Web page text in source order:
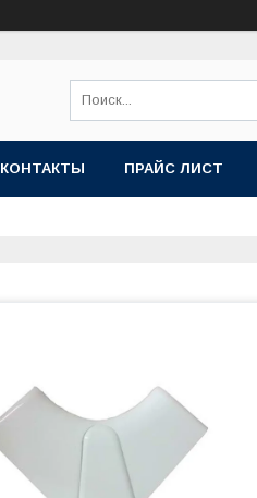
КОНТАКТЫ ПРАЙС ЛИСТ